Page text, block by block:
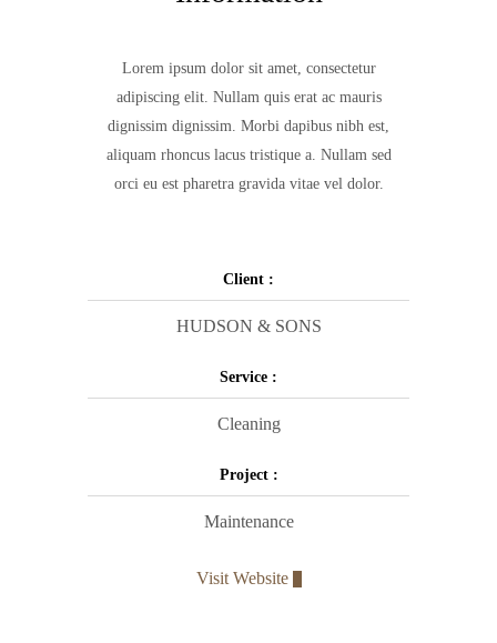
Lorem ipsum dolor sit amet, consectetur
adipiscing elit. Nullam quis erat ac mauris
dignissim dignissim. Morbi dapibus nibh est,
aliquam rhoncus lacus tristique a. Nullam sed
orci eu est pharetra gravida vitae vel dolor.
Client :
HUDSON & SONS
Service :
Cleaning
Project :
Maintenance
Visit Website